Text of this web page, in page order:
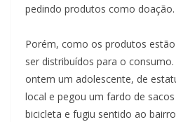
pedindo produtos como doação.
Porém, como os produtos
ser distribuídos para o
ontem um adolescente, de
local e pegou um fardo de
bicicleta e fugiu sentido ao